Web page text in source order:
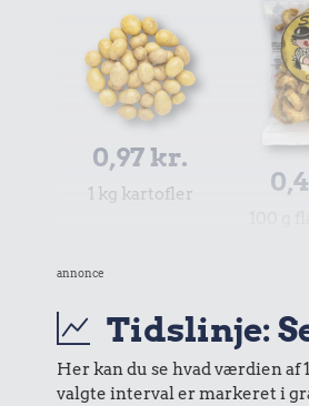
0,97 kr.
1 kg kartofler
100 g
annonce
Tidslinje:
Her kan du se hvad værdien af
valgte interval er markeret i